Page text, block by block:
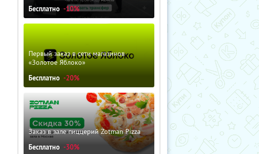
Бесплатно -10%
Первый заказ в сети магазинов
«Золотое Яблоко»
Бесплатно -20%
Заказ в зале пиццерий Zotman Pizza
Бесплатно -30%